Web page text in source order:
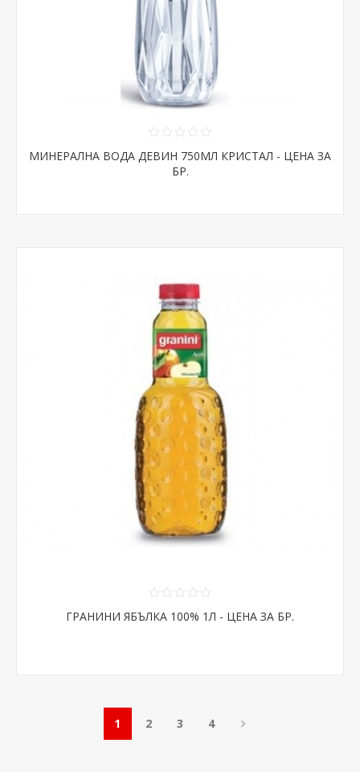
МИНЕРАЛНА ВОДА ДЕВИН 750МЛ КРИСТАЛ - ЦЕНА ЗА
БР.
ГРАНИНИ ЯБЪЛКА 100% 1Л - ЦЕНА ЗА БР.
1 2 3 4